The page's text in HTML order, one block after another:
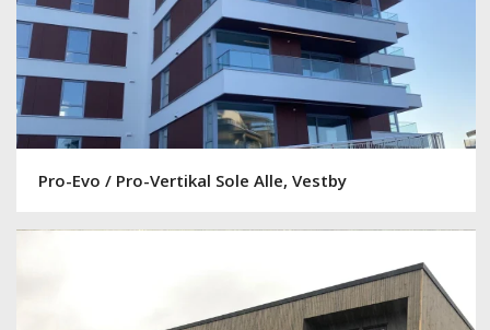
Pro-Evo / Pro-Vertikal Sole Alle, Vestby